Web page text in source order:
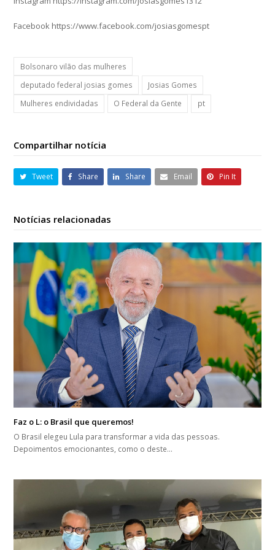
Facebook https://www.facebook.com/josiasgomespt
Bolsonaro vilão das mulheres
deputado federal josias gomes
Josias Gomes
Mulheres endividadas
O Federal da Gente pt
Compartilhar notícia
Tweet Share Share Email Pin It
Notícias relacionadas
Faz o L: o Brasil que queremos!
O Brasil elegeu Lula para transformar a vida das pessoas.
Depoimentos emocionantes, como o deste…